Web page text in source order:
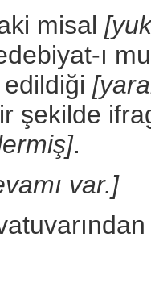
misal
ı
şekilde
.
var.]